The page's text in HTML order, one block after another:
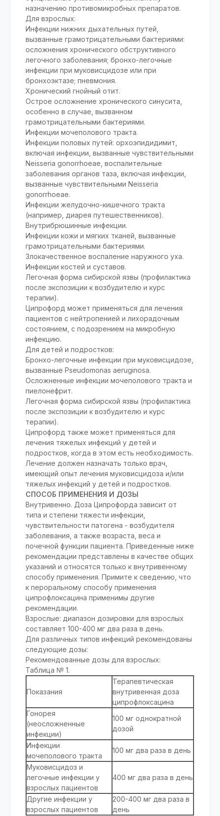
назначению противомикробных препаратов.
Для взрослых:
Инфекции нижних дыхательных путей,
вызванные грамотрицательными бактериями:
осложнения хронического обструктивного
легочного заболевания; бронхо-легочные
инфекции при муковисцидозе или при
бронхоэктазе; пневмония.
Хронический гнойный отит.
Острое осложнение хронического синусита,
особенно в случае, вызванном
грамотрицательными бактериями.
Инфекции мочеполового тракта.
Инфекции половых путей: орхоэпидидимит,
включая инфекции, вызванные чувствительными
Neisseria gonorrhoeae, воспалительные
заболевания органов таза, включая инфекции,
вызванные чувствительными Neisseria
gonorrhoeae.
Инфекции желудочно-кишечного тракта
(например, диарея путешественников).
Внутрибрюшинные инфекции.
Инфекции кожи и мягких тканей, вызванные
грамотрицательными бактериями.
Злокачественное воспаление наружного уха.
Инфекции костей и суставов.
Легочная форма сибирской язвы (профилактика
после экспозиции к возбудителю и курс
терапии).
Ципрофорд может применяться для лечения
пациентов с нейтропенией и лихорадочным
состоянием, с подозрением на микробную
инфекцию.
Для детей и подростков:
Бронхо-легочные инфекции при муковисцидозе,
вызванные Pseudomonas aeruginosa.
Осложненные инфекции мочеполового тракта и
пиелонефрит.
Легочная форма сибирской язвы (профилактика
после экспозиции к возбудителю и курс
терапии).
Ципрофорд также может применяться для
лечения тяжелых инфекций у детей и
подростков, когда в этом есть необходимость.
Лечение должен назначать только врач,
имеющий опыт лечения муковисцидоза и/или
тяжелых инфекций у детей и подростков.
СПОСОБ ПРИМЕНЕНИЯ И ДОЗЫ
Внутривенно. Доза Ципрофорда зависит от
типа и степени тяжести инфекции,
чувствительности патогена - возбудителя
заболевания, а также возраста, веса и
почечной функции пациента. Приведенные ниже
рекомендации представлены в качестве общих
указаний и относятся только к внутривенному
способу применения. Примите к сведению, что
к пероральному способу применения
ципрофлоксацина применимы другие
рекомендации.
Взрослые: диапазон дозировки для взрослых
составляет 100-400 мг два раза в день.
Для различных типов инфекций рекомендованы
следующие дозы:
Рекомендованные дозы для взрослых:
Таблица № 1.
Показания
Терапевтическая
внутривенная доза
ципрофлоксацина
Гонорея
(неосложненные
инфекции)
100 мг однократной
дозой
Инфекции
мочеполового тракта
100 мг два раза в день
Муковисцидоз и
легочные инфекции у
взрослых пациентов
400 мг два раза в день
Другие инфекции у
взрослых пациентов
200-400 мг два раза в
день